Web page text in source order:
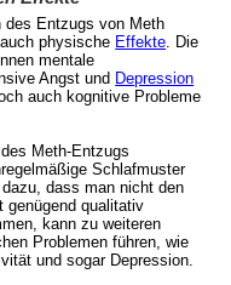
des Entzugs von Meth
physische Effekte . Die
mentale
Angst und Depression
auch kognitive Probleme
Meth-Entzugs
Schlafmuster
dass man nicht den
genügend qualitativ
kann zu weiteren
Problemen führen, wie
und sogar Depression.